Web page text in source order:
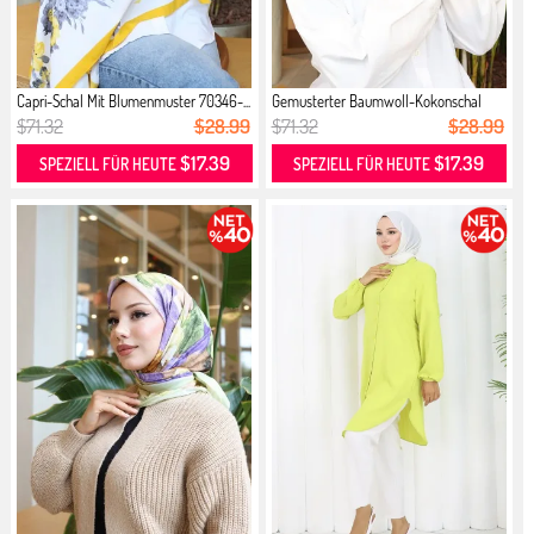
Capri-Schal Mit Blumenmuster 70346-...
$71.32 $28.99
SPEZIELL FÜR HEUTE$17.39
Gemusterter Baumwoll-Kokonschal
703...
$71.32 $28.99
SPEZIELL FÜR HEUTE$17.39